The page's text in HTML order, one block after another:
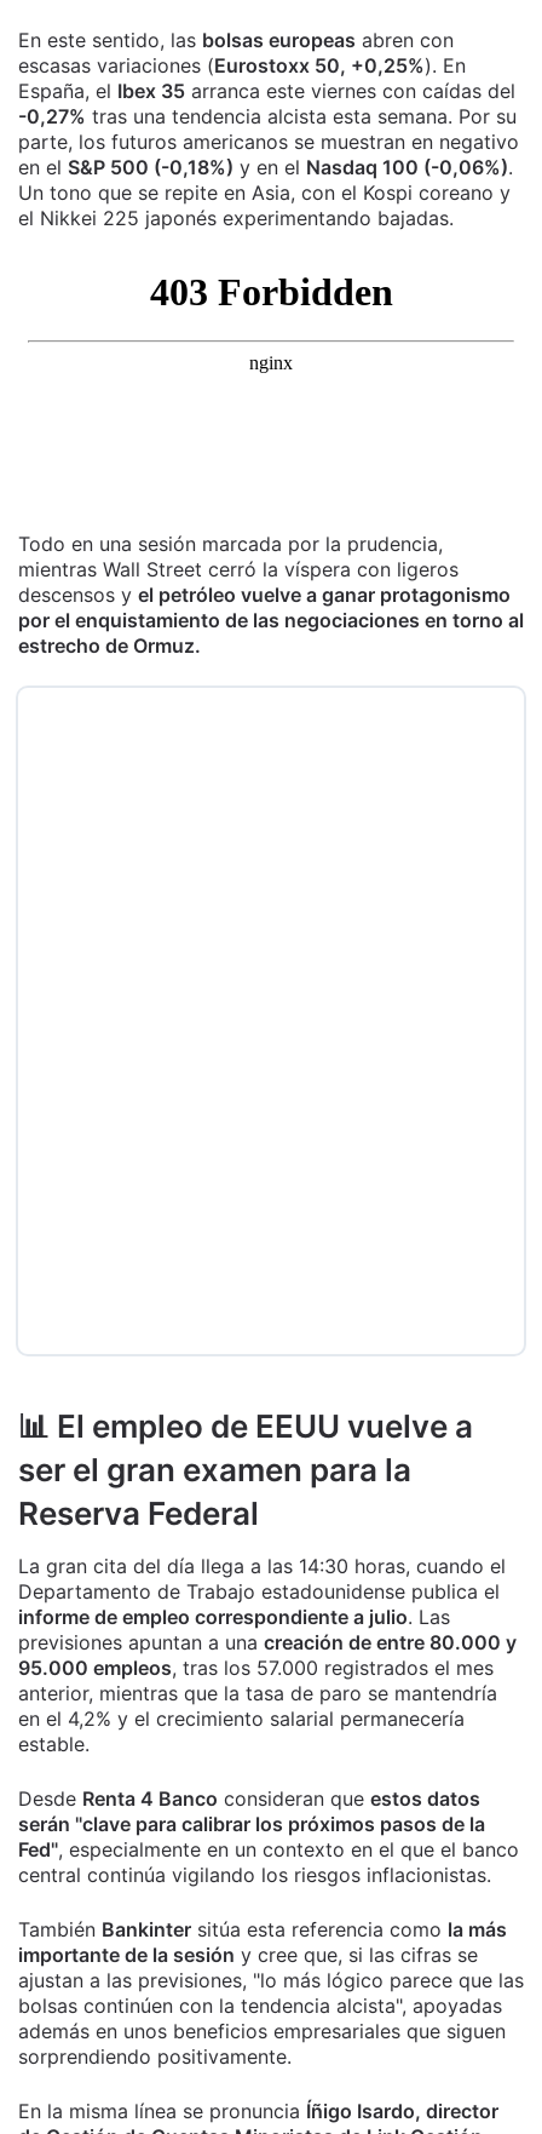
En este sentido, las bolsas europeas abren con
escasas variaciones (Eurostoxx 50, +0,25%). En
España, el Ibex 35 arranca este viernes con caídas del
-0,27% tras una tendencia alcista esta semana. Por su
parte, los futuros americanos se muestran en negativo
en el S&P 500 (-0,18%) y en el Nasdaq 100 (-0,06%).
Un tono que se repite en Asia, con el Kospi coreano y
el Nikkei 225 japonés experimentando bajadas.
Todo en una sesión marcada por la prudencia,
mientras Wall Street cerró la víspera con ligeros
descensos y el petróleo vuelve a ganar protagonismo
por el enquistamiento de las negociaciones en torno al
estrecho de Ormuz.
📊 El empleo de EEUU vuelve a
ser el gran examen para la
Reserva Federal
La gran cita del día llega a las 14:30 horas, cuando el
Departamento de Trabajo estadounidense publica el
informe de empleo correspondiente a julio. Las
previsiones apuntan a una creación de entre 80.000 y
95.000 empleos, tras los 57.000 registrados el mes
anterior, mientras que la tasa de paro se mantendría
en el 4,2% y el crecimiento salarial permanecería
estable.
Desde Renta 4 Banco consideran que estos datos
serán "clave para calibrar los próximos pasos de la
Fed", especialmente en un contexto en el que el banco
central continúa vigilando los riesgos inflacionistas.
También Bankinter sitúa esta referencia como la más
importante de la sesión y cree que, si las cifras se
ajustan a las previsiones, "lo más lógico parece que las
bolsas continúen con la tendencia alcista", apoyadas
además en unos beneficios empresariales que siguen
sorprendiendo positivamente.
En la misma línea se pronuncia Íñigo Isardo, director